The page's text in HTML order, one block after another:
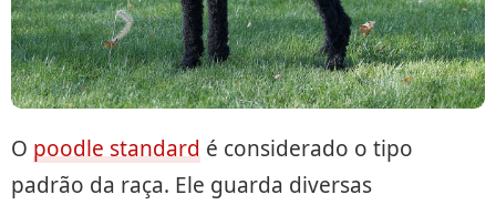
O poodle standard é considerado o tipo
padrão da raça. Ele guarda diversas